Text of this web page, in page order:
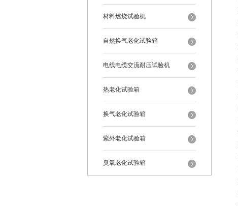
材料燃烧试验机
自然换气老化试验箱
电线电缆交流耐压试验机
热老化试验箱
换气老化试验箱
紫外老化试验箱
臭氧老化试验箱